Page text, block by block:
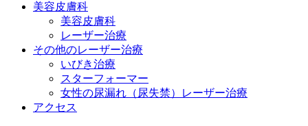
美容皮膚科
美容皮膚科
レーザー治療
その他のレーザー治療
いびき治療
スターフォーマー
女性の尿漏れ（尿失禁）レーザー治療
アクセス